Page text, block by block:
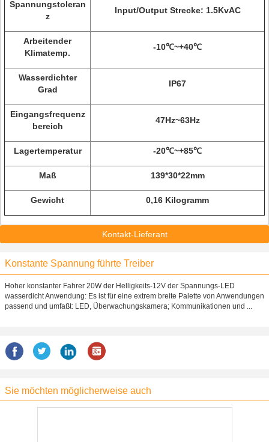
Spannungstoleran
z
Input/Output Strecke: 1.5KvAC
Arbeitender
Klimatemp.
-10℃~+40℃
Wasserdichter
Grad
IP67
Eingangsfrequenz
bereich
47Hz~63Hz
Lagertemperatur -20℃~+85℃
Maß 139*30*22mm
Gewicht 0,16 Kilogramm
Kontakt-Lieferant
Konstante Spannung führte Treiber
Hoher konstanter Fahrer 20W der Helligkeits-12V der Spannungs-LED
wasserdicht Anwendung: Es ist für eine extrem breite Palette von Anwendungen
passend und umfaßt: LED, Überwachungskamera; Kommunikationen und ...
Sie möchten möglicherweise auch